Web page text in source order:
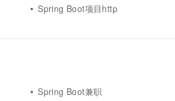
Spring Boot项目http
Spring Boot兼职